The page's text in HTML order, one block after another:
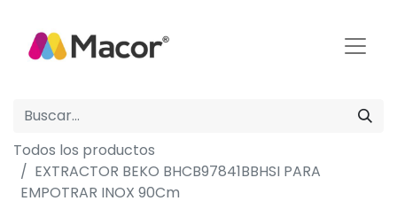
Todos los productos
EXTRACTOR BEKO BHCB97841BBHSI PARA
EMPOTRAR INOX 90Cm